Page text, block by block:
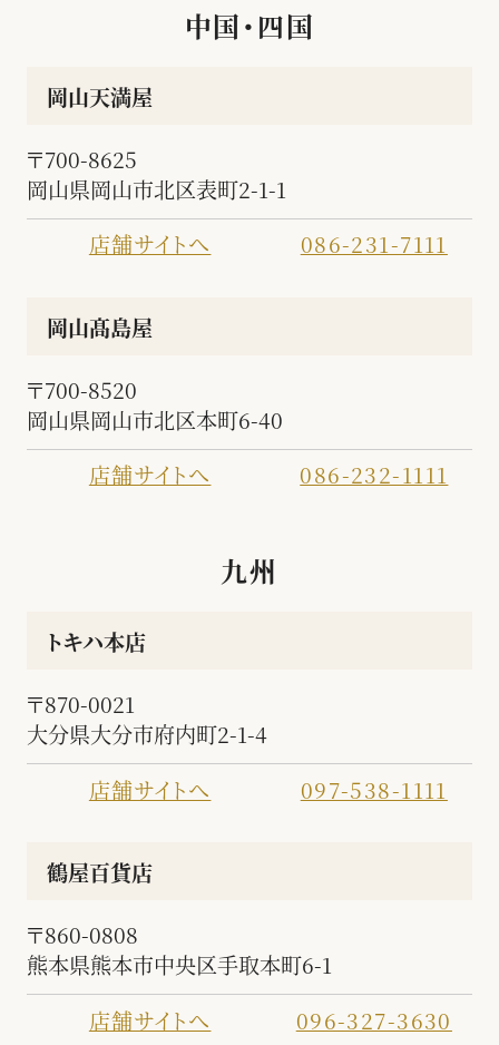
中国・四国
岡山天満屋
〒700-8625
岡山県岡山市北区表町2-1-1
店舗サイトへ
086-231-7111
岡山髙島屋
〒700-8520
岡山県岡山市北区本町6-40
店舗サイトへ
086-232-1111
九州
トキハ本店
〒870-0021
大分県大分市府内町2-1-4
店舗サイトへ
097-538-1111
鶴屋百貨店
〒860-0808
熊本県熊本市中央区手取本町6-1
店舗サイトへ
096-327-3630